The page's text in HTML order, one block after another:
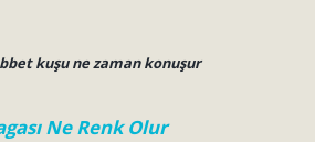
kuşu ne zaman konuşur
Ne Renk Olur